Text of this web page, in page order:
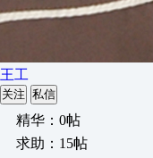
王工
关注 私信
精华：0帖
求助：15帖